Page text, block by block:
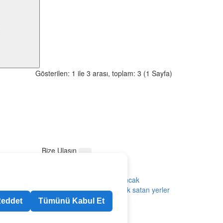
Gösterilen: 1 ile 3 arası, toplam: 3 (1 Sayfa)
Bize Ulaşın
ucuza toptan oyuncak
toptancıları
ucuza toptan oyuncak satan yerler
toptancıları
toptan oyuncak satıcıları
Tümünü Kabul Et